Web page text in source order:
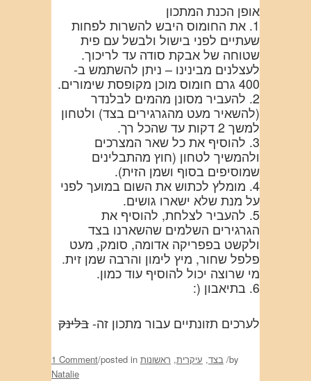
אופן הכנת המתכון
1. את החומוס היבש להשרות לפחות
שעתיים לפני בישול ולבשל עם פית
שטוחה של אבקת סודה עד לריכוך.
לעצלנים מבינינו – ניתן להשתמש ב-
400 גרם חומוס מוכן מקופסת שימורים.
2. להעביר מסונן מהמים לבלנדר
(להשאיר מעט מהגרגירים בצד) ולטחון
למשך 2 דקות עד שהכל רך.
3. להוסיף את כל שאר המצרכים
ולהמשיך לטחון (חוץ מהתבלינים
שמוסיפים בסוף ושמן הזית).
4. מומלץ לכתוש את השום במועך לפני
על מנת שלא ישארו גושים.
5. להעביר לצלחת, להוסיף את
הגרגירים השלמים שהשארנו בצד
ולקשט בפפריקה אדומה, סומק, מעט
פלפל שחור, מיץ לימון והרבה שמן זית.
מי שרוצה יכול להוסיף עוד כמון.
6. בתיאבון (:
לערכים תזונתיים עבור מתכון זה-בלינק
1 Comment/posted in בצד, עיקרית, ראשונות /by
Natalie